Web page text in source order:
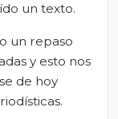
un texto.
un repaso
y esto nos
de hoy